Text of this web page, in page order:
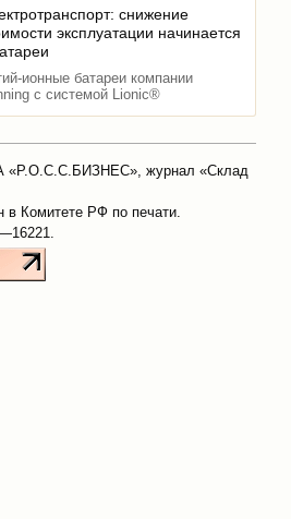
снижение
эксплуатации начинается
ионные батареи компании
с системой Lionic®
«Р.О.С.С.БИЗНЕС», журнал «Склад
в Комитете РФ по печати.